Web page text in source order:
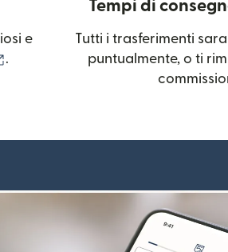
e
(si apre in una nuova finestra)
.
Tempi di
Tutti i trasferimenti
puntualmente, o ti